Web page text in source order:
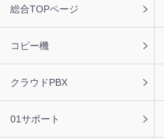
ッ
タ
総合TOPページ
コピー機
クラウドPBX
01サポート